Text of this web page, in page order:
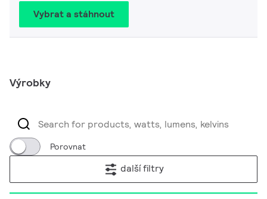
Vybrat a stáhnout
Výrobky
Porovnat
další filtry